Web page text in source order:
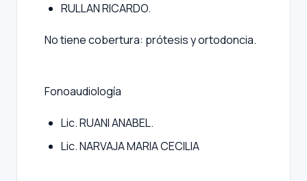
RULLAN RICARDO.
No tiene cobertura: prótesis y ortodoncia.
Fonoaudiología
Lic. RUANI ANABEL.
Lic. NARVAJA MARIA CECILIA